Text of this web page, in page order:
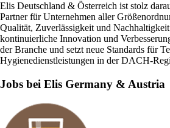
Elis Deutschland & Österreich ist stolz
Partner für Unternehmen aller
Qualität, Zuverlässigkeit und
kontinuierliche Innovation und
der Branche und setzt neue Standards für
Hygienedienstleistungen in der DACH-
Jobs bei Elis Germany & Austria